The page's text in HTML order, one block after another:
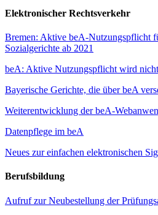
Elektronischer Rechtsverkehr
Bremen: Aktive beA-Nutzungspflicht
Sozialgerichte ab 2021
beA: Aktive Nutzungspflicht wird
Bayerische Gerichte, die über beA
Weiterentwicklung der beA-
Datenpflege im beA
Neues zur einfachen elektronischen
Berufsbildung
Aufruf zur Neubestellung der